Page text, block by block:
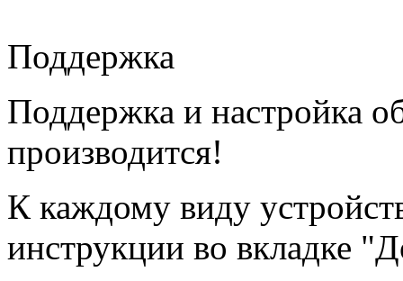
Поддержка
Поддержка и настройка
производится!
К каждому виду
инструкции во вкладке